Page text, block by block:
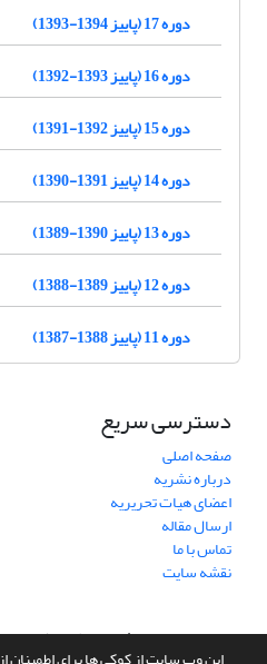
دوره 17 (پاییز 1394-1393)
دوره 16 (پاییز 1393-1392)
دوره 15 (پاییز 1392-1391)
دوره 14 (پاییز 1391-1390)
دوره 13 (پاییز 1390-1389)
دوره 12 (پاییز 1389-1388)
دوره 11 (پاییز 1388-1387)
دسترسی سریع
صفحه اصلی
درباره نشریه
اعضای هیات تحریریه
ارسال مقاله
تماس با ما
نقشه سایت
سامانه مدیریت نشریات علمی.طراحی و